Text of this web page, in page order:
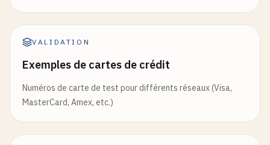
VALIDATION
Exemples de cartes de crédit
Numéros de carte de test pour différents réseaux (Visa,
MasterCard, Amex, etc.)